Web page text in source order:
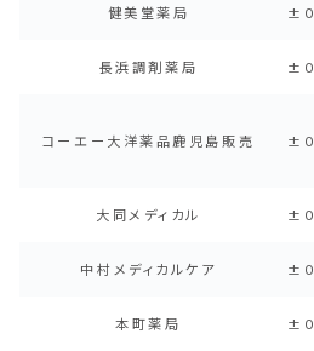
健美堂薬局 ±０
長浜調剤薬局 ±０
コーエー大洋薬品鹿児島販売 ±０
大同メディカル ±０
中村メディカルケア ±０
本町薬局 ±０